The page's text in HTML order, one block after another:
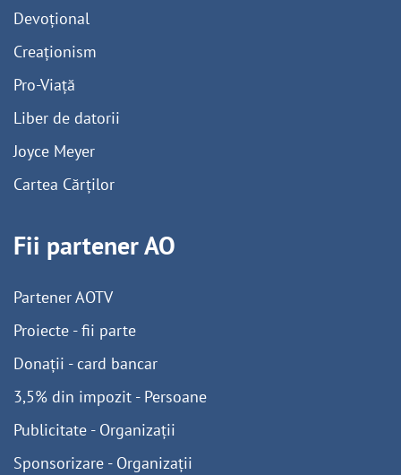
Devoțional
Creaționism
Pro-Viață
Liber de datorii
Joyce Meyer
Cartea Cărților
Fii partener AO
Partener AOTV
Proiecte - fii parte
Donații - card bancar
3,5% din impozit - Persoane
Publicitate - Organizații
Sponsorizare - Organizații